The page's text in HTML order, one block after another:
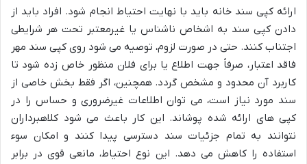
ارائه کپی سند خانه باید با نهایت احتیاط انجام شود. افراد باید از
دادن کپی سند به اشخاص ناشناس یا غیرمعتبر تحت هر شرایطی
اجتناب کنند. حتی در صورت لزوم، توصیه می شود روی کپی سند مهر
فاقد اعتبار، صرفاً جهت اطلاع یا برای فلان منظور خاص زده شود تا
کاربرد آن محدود و مشخص گردد. همچنین، اگر فقط بخش خاصی از
سند مورد نیاز است، می توان اطلاعات غیرضروری و حساس را در
کپی های ارائه شده پوشاند. این کار باعث می شود کلاهبرداران
نتوانند به تمام جزئیات سند دسترسی پیدا کنند و امکان سوء
استفاده را کاهش می دهد. این نوع احتیاط، مانعی قوی در برابر